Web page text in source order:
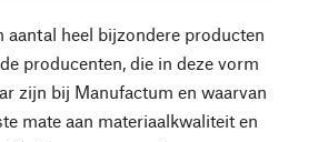
aantal heel bijzondere producten
producenten, die in deze vorm
zijn bij Manufactum en waarvan
mate aan materiaalkwaliteit en